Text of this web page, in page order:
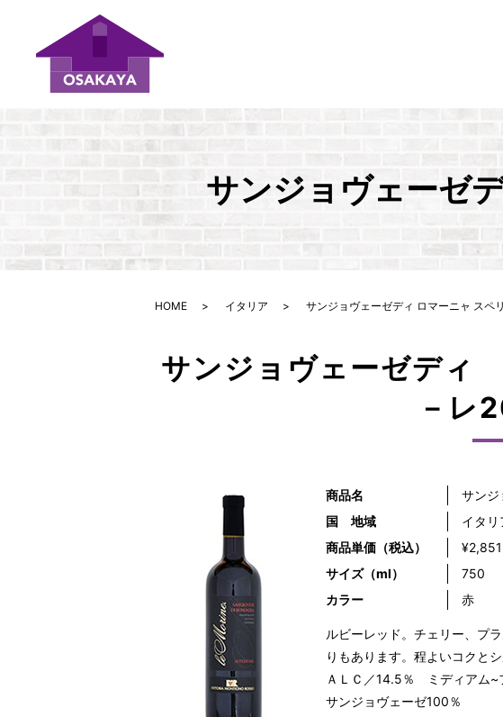
サンジョヴェーゼ
HOME イタリア サンジョヴェーゼディ ロマーニャ スペ
サンジョヴェーゼデ
－レ
商品名
サン
国 地域
イタ
商品単価（税込）
¥2,851
サイズ（ml）
750
カラー
赤
ルビーレッド。チェリー、プ
りもあります。程よいコクと
ＡＬＣ／14.5％ ミディアム~
サンジョヴェーゼ100％